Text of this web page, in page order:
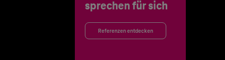
sprechen für sich
Referenzen entdecken